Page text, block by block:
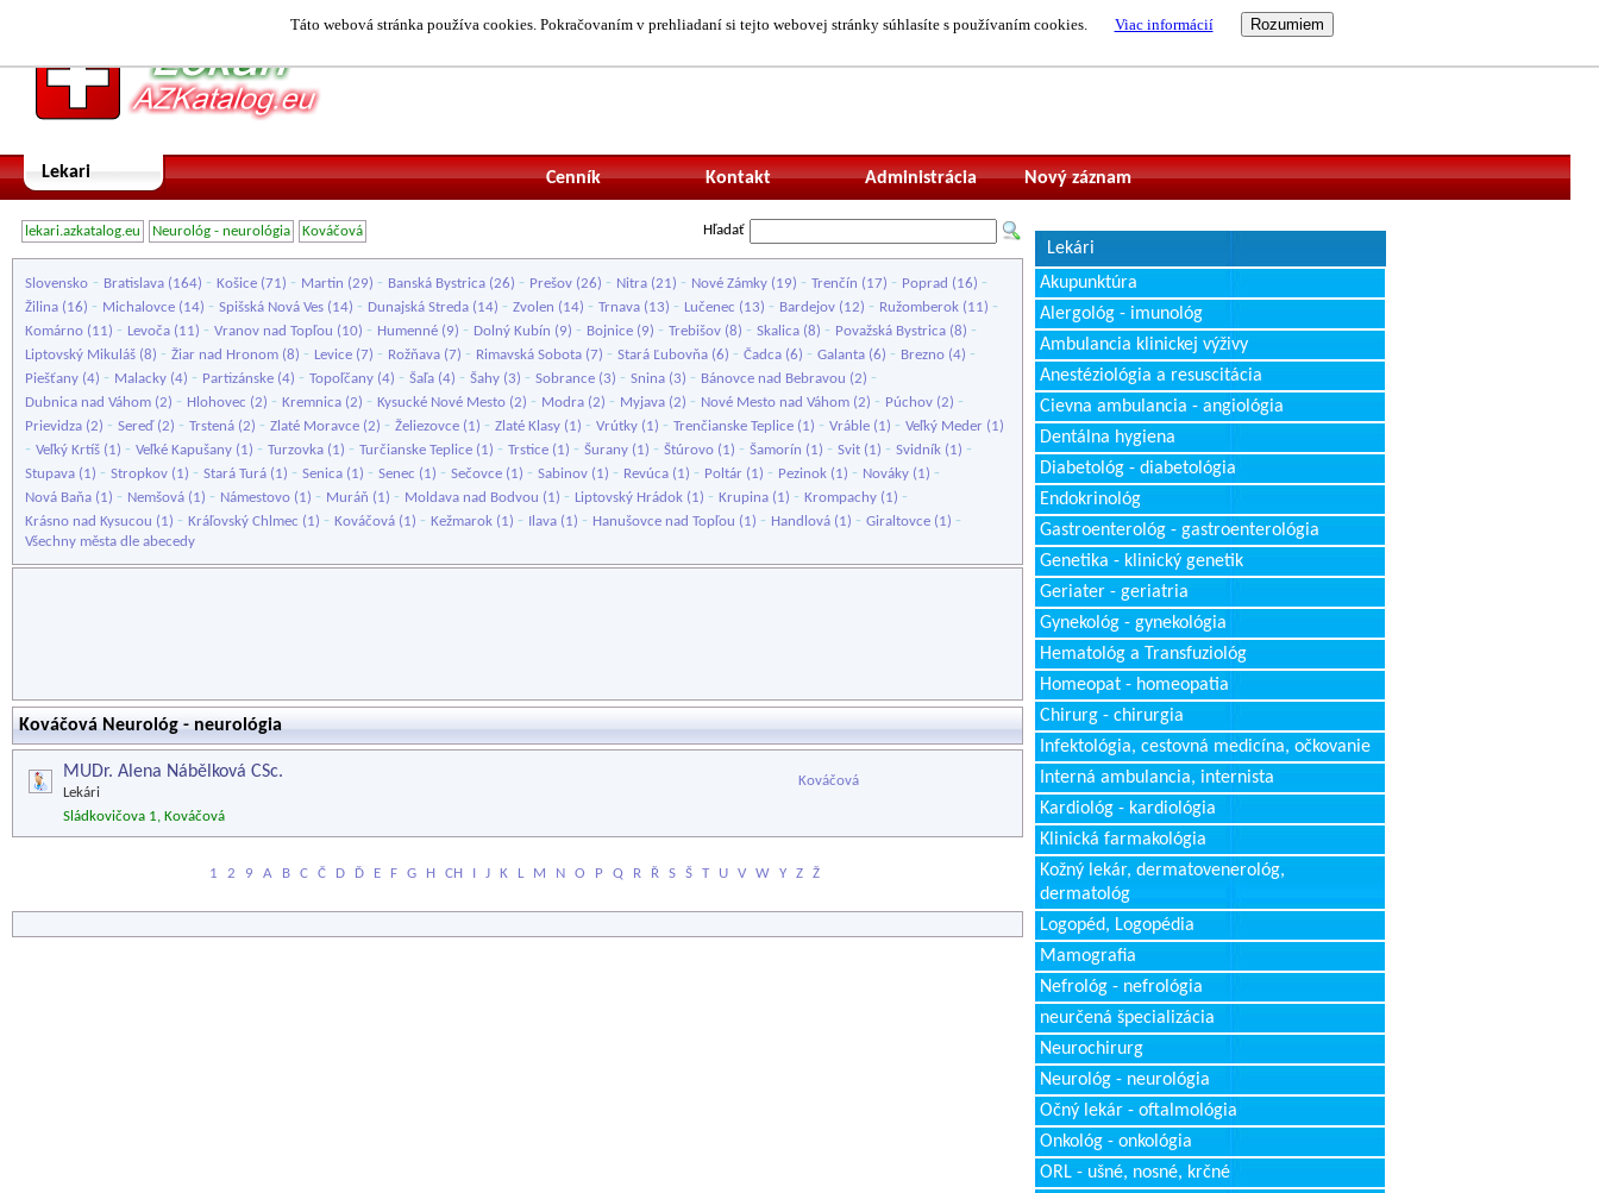
Táto webová stránka používa cookies. Pokračovaním v prehliadaní si tejto webovej stránky súhlasíte s používaním cookies. Viac informácií
Lekari Nový záznam
Administrácia
Kontakt
Cenník
lekari.azkatalog.eu Neurológ - neurológia Kováčová Hľadať
Slovensko - Bratislava (164) - Košice (71) - Martin (29) - Banská Bystrica (26) - Prešov (26) - Nitra (21) - Nové Zámky (19) - Trenčín (17) - Poprad (16) -
Žilina (16) - Michalovce (14) - Spišská Nová Ves (14) - Dunajská Streda (14) - Zvolen (14) - Trnava (13) - Lučenec (13) - Bardejov (12) - Ružomberok (11) -
Komárno (11) - Levoča (11) - Vranov nad Topľou (10) - Humenné (9) - Dolný Kubín (9) - Bojnice (9) - Trebišov (8) - Skalica (8) - Považská Bystrica (8) -
Liptovský Mikuláš (8) - Žiar nad Hronom (8) - Levice (7) - Rožňava (7) - Rimavská Sobota (7) - Stará Ľubovňa (6) - Čadca (6) - Galanta (6) - Brezno (4) -
Piešťany (4) - Malacky (4) - Partizánske (4) - Topoľčany (4) - Šaľa (4) - Šahy (3) - Sobrance (3) - Snina (3) - Bánovce nad Bebravou (2) -
Dubnica nad Váhom (2) - Hlohovec (2) - Kremnica (2) - Kysucké Nové Mesto (2) - Modra (2) - Myjava (2) - Nové Mesto nad Váhom (2) - Púchov (2) -
Prievidza (2) - Sereď(2) - Trstená (2) - Zlaté Moravce (2) - Želiezovce (1) - Zlaté Klasy (1) - Vrútky (1) - Trenčianske Teplice (1) - Vráble (1) - Veľký Meder (1)
- Veľký Krtíš (1) - Veľké Kapušany (1) - Turzovka (1) - Turčianske Teplice (1) - Trstice (1) - Šurany (1) - Štúrovo (1) - Šamorín (1) - Svit (1) - Svidník (1) -
Stupava (1) - Stropkov (1) - Stará Turá (1) - Senica (1) - Senec (1) - Sečovce (1) - Sabinov (1) - Revúca (1) - Poltár (1) - Pezinok (1) - Nováky (1) -
Nová Baňa (1) - Nemšová (1) - Námestovo (1) - Muráň (1) - Moldava nad Bodvou (1) - Liptovský Hrádok (1) - Krupina (1) - Krompachy (1) -
Krásno nad Kysucou (1) - Kráľovský Chlmec (1) - Kováčová (1) - Kežmarok (1) - Ilava (1) - Hanušovce nad Topľou (1) - Handlová (1) - Giraltovce (1) -
Všechny města dle abecedy
Kováčová Neurológ - neurológia
MUDr. Alena Nábělková CSc.
Lekári
Kováčová
Sládkovičova 1, Kováčová
1 2 9 A B C Č D Ď E F G H CH I J K L M N O P Q R Ř S Š T U V W Y Z Ž
Lekári
Akupunktúra
Alergológ - imunológ
Ambulancia klinickej výživy
Anestéziológia a resuscitácia
Cievna ambulancia - angiológia
Dentálna hygiena
Diabetológ - diabetológia
Endokrinológ
Gastroenterológ - gastroenterológia
Genetika - klinický genetik
Geriater - geriatria
Gynekológ - gynekológia
Hematológ a Transfuziológ
Homeopat - homeopatia
Chirurg - chirurgia
Infektológia, cestovná medicína, očkovanie
Interná ambulancia, internista
Kardiológ - kardiológia
Klinická farmakológia
Kožný lekár, dermatovenerológ,
dermatológ
Logopéd, Logopédia
Mamografia
Nefrológ - nefrológia
neurčená špecializácia
Neurochirurg
Neurológ - neurológia
Očný lekár - oftalmológia
Onkológ - onkológia
ORL - ušné, nosné, krčné